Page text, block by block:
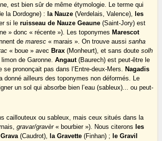
est bien sûr de même étymologie. Le terme qui
la Dordogne) : la Nauze (Verdelais, Valence), les
si leruisseau de Nauze Geaune (Saint-Jory) est
» donc « récente »). Les toponymes Marescot
demaresc « marais ». On trouve aussisanha
« boue » avec Brax (Monheurt), et sans doutesolh
de Garonne.Angaut(Baurech) est peut-être le
prononçait pas dans l’Entre-deux-Mers. Nagadis
donné ailleurs des toponymes non déformés. Le
un sol qui absorbe bien l’eau (sableux)... ou peut-
caillouteux ou sableux, mais ceux situés dans la
gravar/gravèr« bourbier »). Nous citerons les
Grava(Caudrot), la Gravette (Finhan) ; le Gravil